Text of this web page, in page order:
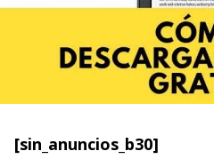
[sin_anuncios_b30]